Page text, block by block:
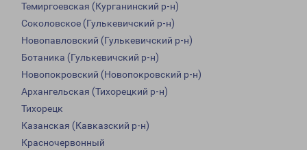
Темиргоевская (Курганинский р-н)
Соколовское (Гулькевичский р-н)
Новопавловский (Гулькевичский р-н)
Ботаника (Гулькевичский р-н)
Новопокровский (Новопокровский р-н)
Архангельская (Тихорецкий р-н)
Тихорецк
Казанская (Кавказский р-н)
Красночервонный